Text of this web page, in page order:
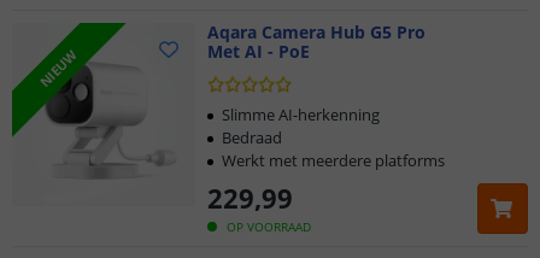
NIEUW
Aqara Camera Hub G5 Pro
Met AI - PoE
OP VOORRAAD
229,99
Slimme AI-herkenning
Bedraad
Werkt met meerdere platforms